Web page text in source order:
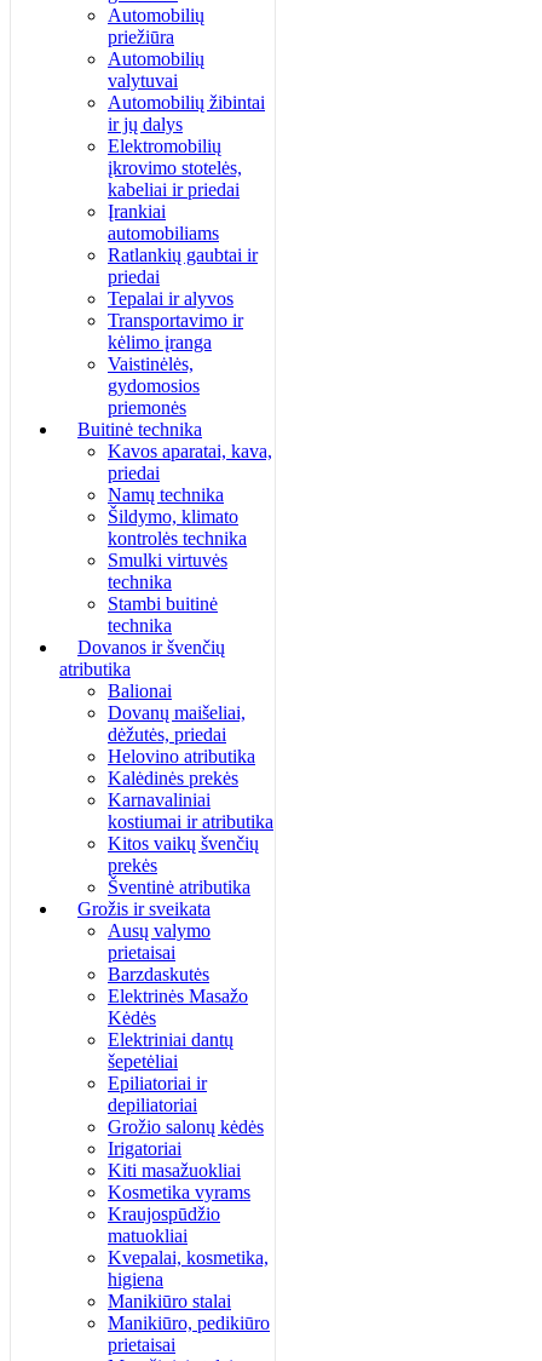
Automobilių
priežiūra
Automobilių
valytuvai
Automobilių žibintai
ir jų dalys
Elektromobilių
įkrovimo stotelės,
kabeliai ir priedai
Įrankiai
automobiliams
Ratlankių gaubtai ir
priedai
Tepalai ir alyvos
Transportavimo ir
kėlimo įranga
Vaistinėlės,
gydomosios
priemonės
Buitinė technika
Kavos aparatai, kava,
priedai
Namų technika
Šildymo, klimato
kontrolės technika
Smulki virtuvės
technika
Stambi buitinė
technika
Dovanos ir švenčių
atributika
Balionai
Dovanų maišeliai,
dėžutės, priedai
Helovino atributika
Kalėdinės prekės
Karnavaliniai
kostiumai ir atributika
Kitos vaikų švenčių
prekės
Šventinė atributika
Grožis ir sveikata
Ausų valymo
prietaisai
Barzdaskutės
Elektrinės Masažo
Kėdės
Elektriniai dantų
šepetėliai
Epiliatoriai ir
depiliatoriai
Grožio salonų kėdės
Irigatoriai
Kiti masažuokliai
Kosmetika vyrams
Kraujospūdžio
matuokliai
Kvepalai, kosmetika,
higiena
Manikiūro stalai
Manikiūro, pedikiūro
prietaisai